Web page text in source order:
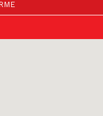
En
Miracle
Le Service de la